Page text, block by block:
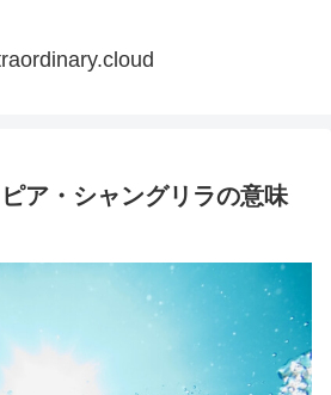
ア・シャングリラの意味